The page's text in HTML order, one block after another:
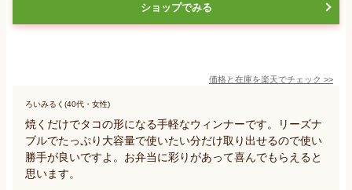
ショップでみる
価格と在庫を楽天でチェック >>
ろいみるく(40代・女性)
焼くだけでタコの形になる手軽なウィンナーです。リーズナ
ブルでたっぷり大容量で使いたい分だけ取り出せるので使い
勝手が良いですよ。お弁当に彩りがあって喜んでもらえると
思います。